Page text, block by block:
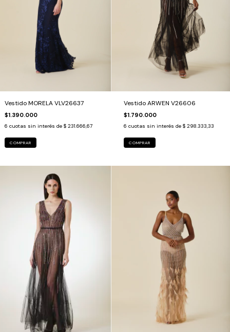
Vestido MORELA VLV26637
$1.390.000
6 cuotas sin interés de $ 231.666,67
COMPRAR
Vestido ARWEN V26606
$1.790.000
6 cuotas sin interés de $ 298.333,33
COMPRAR